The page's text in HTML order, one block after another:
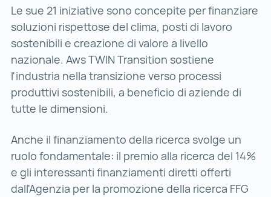
Le sue 21 iniziative sono concepite per finanziare
soluzioni rispettose del clima, posti di lavoro
sostenibili e creazione di valore a livello
nazionale. Aws TWIN Transition sostiene
l'industria nella transizione verso processi
produttivi sostenibili, a beneficio di aziende di
tutte le dimensioni.
Anche il finanziamento della ricerca svolge un
ruolo fondamentale: il premio alla ricerca del 14%
e gli interessanti finanziamenti diretti offerti
dall'Agenzia per la promozione della ricerca FFG